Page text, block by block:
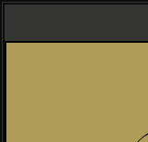
Panneau de gestion des